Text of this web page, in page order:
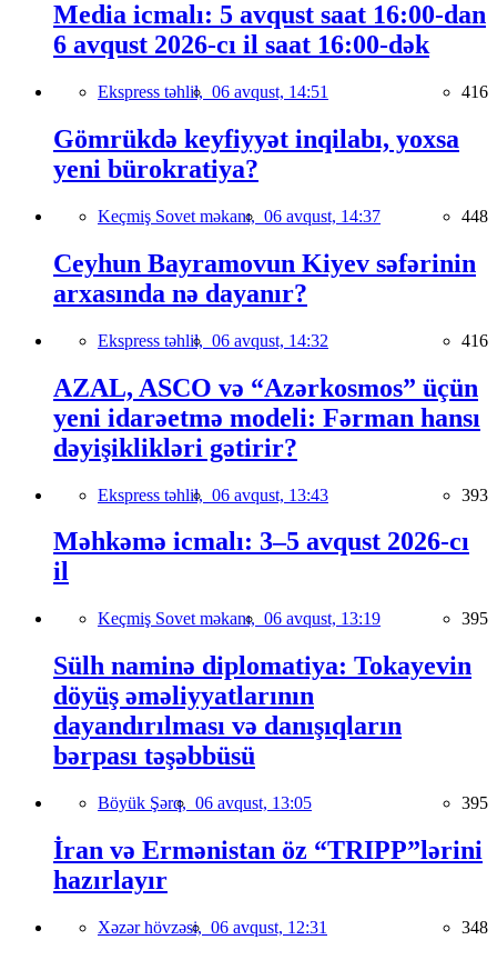
Media icmalı: 5 avqust saat 16:00-dan
6 avqust 2026-cı il saat 16:00-dək
Ekspress təhlil, 06 avqust, 14:51 416
Gömrükdə keyfiyyət inqilabı, yoxsa
yeni bürokratiya?
Keçmiş Sovet məkanı, 06 avqust, 14:37 448
Ceyhun Bayramovun Kiyev səfərinin
arxasında nə dayanır?
Ekspress təhlil, 06 avqust, 14:32 416
AZAL, ASCO və “Azərkosmos” üçün
yeni idarəetmə modeli: Fərman hansı
dəyişiklikləri gətirir?
Ekspress təhlil, 06 avqust, 13:43 393
Məhkəmə icmalı: 3–5 avqust 2026-cı
il
Keçmiş Sovet məkanı, 06 avqust, 13:19 395
Sülh naminə diplomatiya: Tokayevin
döyüş əməliyyatlarının
dayandırılması və danışıqların
bərpası təşəbbüsü
Böyük Şərq, 06 avqust, 13:05 395
İran və Ermənistan öz “TRIPP”lərini
hazırlayır
Xəzər hövzəsi, 06 avqust, 12:31 348